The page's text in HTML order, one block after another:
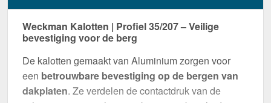
Weckman Kalotten | Profiel 35/207 – Veilige
bevestiging voor de berg
De kalotten gemaakt van Aluminium zorgen voor
een betrouwbare bevestiging op de bergen van
dakplaten. Ze verdelen de contactdruk van de